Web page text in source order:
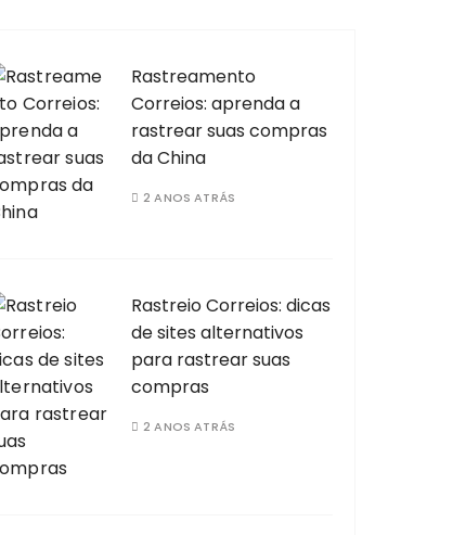
Rastreamento
Correios: aprenda a
rastrear suas compras
da China
2 ANOS ATRÁS
Rastreio Correios: dicas
de sites alternativos
para rastrear suas
compras
2 ANOS ATRÁS